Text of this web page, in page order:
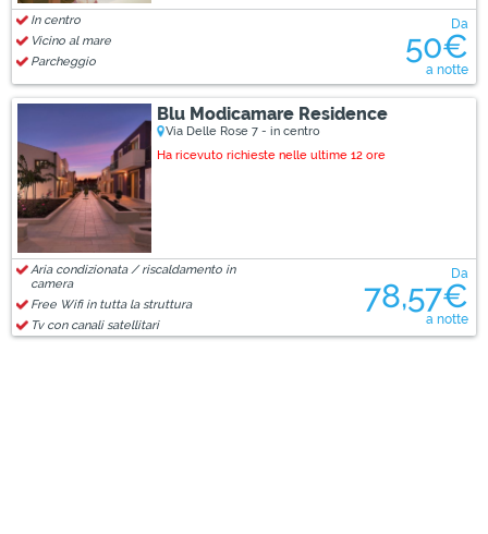
Da
50€
a notte
In centro
Vicino al mare
Parcheggio
Blu Modicamare Residence
Via Delle Rose 7 - in centro
Ha ricevuto richieste nelle ultime 12 ore
Da
78,57€
a notte
Aria condizionata / riscaldamento in
camera
Free Wifi in tutta la struttura
Tv con canali satellitari